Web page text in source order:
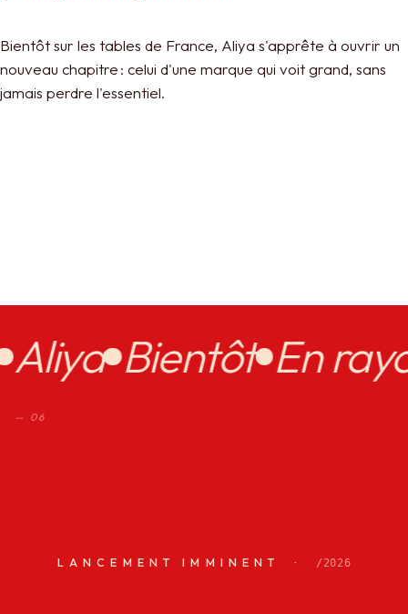
Bientôt sur les tables de France, Aliya s'apprête à ouvrir un
nouveau chapitre : celui d'une marque qui voit grand, sans
jamais perdre l'essentiel.
Aliya Bientôt En
— 06
LANCEMENT IMMINENT · /2026